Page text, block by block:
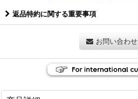
返品特約に関する重要事項
お問い合わせ